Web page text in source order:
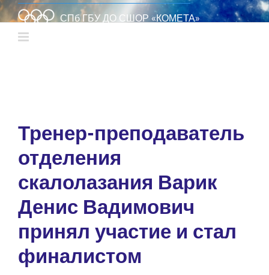
СПб ГБУ ДО СШОР «КОМЕТА»
Тренер-преподаватель
отделения
скалолазания Варик
Денис Вадимович
принял участие и стал
финалистом